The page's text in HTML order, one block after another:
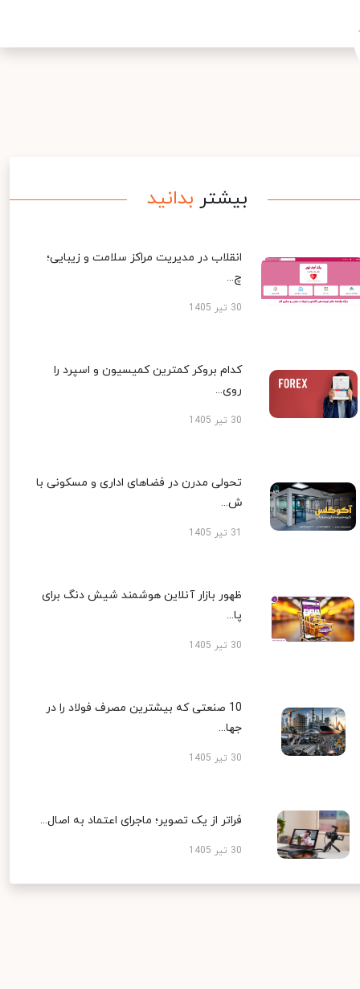
بیشتر بدانید
انقلاب در مدیریت مراکز سلامت و زیبایی؛
چ...
30 تیر 1405
کدام بروکر کمترین کمیسیون و اسپرد را
روی...
30 تیر 1405
تحولی مدرن در فضاهای اداری و مسکونی با
ش...
ظهور بازار آنلاین هوشمند شیش دنگ برای
پا...
30 تیر 1405
10 صنعتی که بیشترین مصرف فولاد را در
جها...
30 تیر 1405
فراتر از یک تصویر؛ ماجرای اعتماد به اصال...
30 تیر 1405